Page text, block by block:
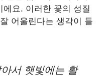
요. 이러한 꽃의 성질
어울린다는 생각이 들
서 햇빛에는 활